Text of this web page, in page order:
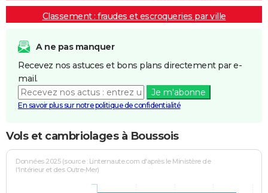
Classement : fraudes et escroqueries par ville
A ne pas manquer
Recevez nos astuces et bons plans directement par e-
mail.
Je m'abonne
En savoir plus sur notre politique de confidentialité
Vols et cambriolages à Boussois
Données 2025 (source : Linternaute.com d'après le Ministère de
l'Intérieur et des Outre-Mer)